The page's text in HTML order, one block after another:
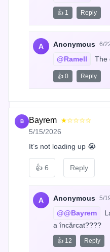
👍 1 Reply
A Anonymous 6/
@Ramell The
👍 0 Reply
B Bayrem ★☆☆☆☆
5/15/2026
It’s not loading up 😭
👍 6 Reply
A Anonymous 5/
@@Bayrem
a încărcat????
👍 12 Reply